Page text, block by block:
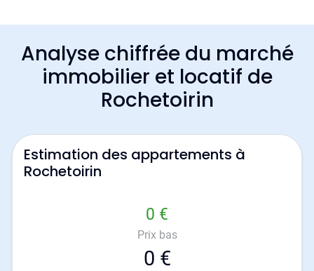
Analyse chiffrée du marché
immobilier et locatif de
Rochetoirin
Estimation des appartements à
Rochetoirin
0 €
Prix bas
0 €